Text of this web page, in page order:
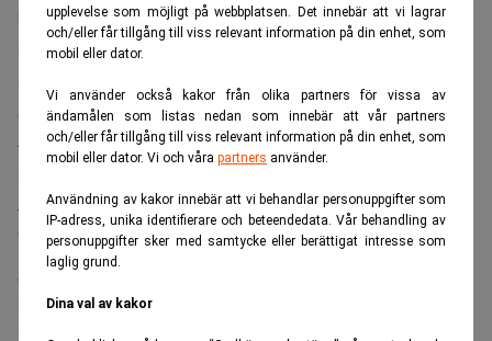
upplevelse som möjligt på webbplatsen. Det innebär att vi lagrar
och/eller får tillgång till viss relevant information på din enhet, som
mobil eller dator.
Vi använder också kakor från olika partners för vissa av
ändamålen som listas nedan som innebär att vår partners
och/eller får tillgång till viss relevant information på din enhet, som
mobil eller dator. Vi och våra partners använder.
Användning av kakor innebär att vi behandlar personuppgifter som
IP-adress, unika identifierare och beteendedata. Vår behandling av
personuppgifter sker med samtycke eller berättigat intresse som
laglig grund.
Dina val av kakor
rätt och pengarna till uppstarten togs istället centralt.
Börsnoteringen som aldrig blev av
år 2006, men den genomfördes aldrig.
– Vi tog fram beslutsunderlag men bestämde oss för att vi
– Personligen var jag inte så förtjust i tanken på
börsnotering men det var andra i styrelsen som ville
genomföra detta. Vi jobbade igenom detta ordentligt och
låg på tur för att göra något men vi valde att finasiera
verksamheten på annat sätt.